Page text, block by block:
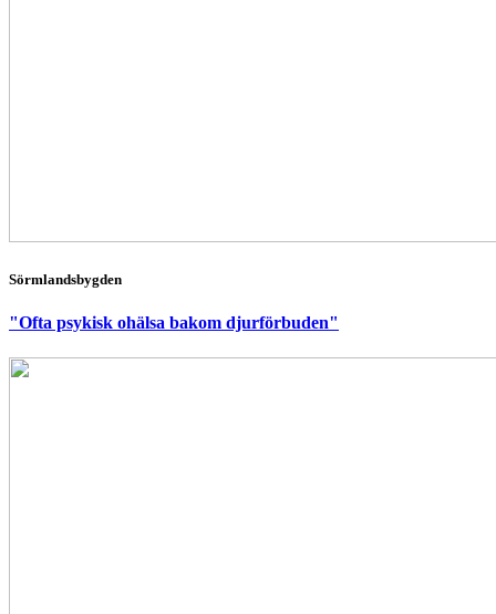
Sörmlandsbygden
"Ofta psykisk ohälsa bakom djurförbuden"